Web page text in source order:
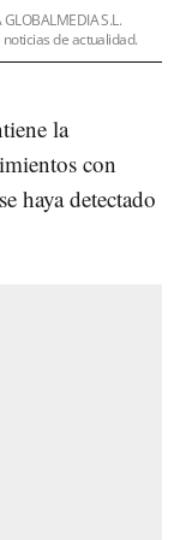
S.L.
de actualidad.
la
con
haya detectado